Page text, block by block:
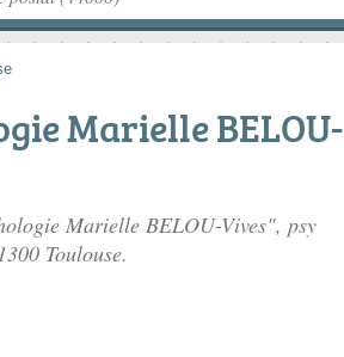
Marielle BELOU-
Marielle BELOU-Vives", psy
Toulouse.